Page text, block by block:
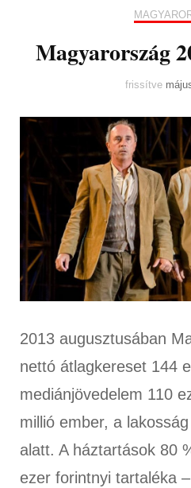
Magyarország
frissítve
2013 augusztusában
nettó átlagkereset 144
mediánjövedelem 110
millió ember, a
alatt. A háztartások 80
ezer forintnyi tartaléka